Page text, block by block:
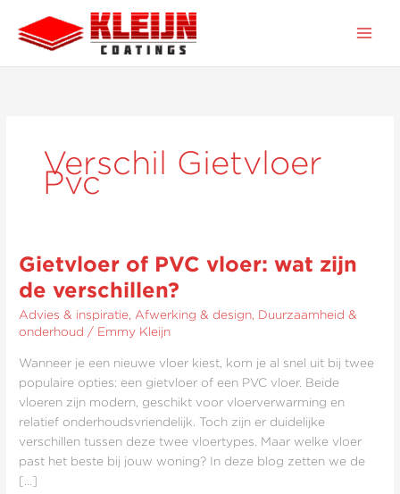
naar
inhoud
Verschil Gietvloer
Pvc
Gietvloer of PVC vloer: wat zijn
de verschillen?
Advies & inspiratie, Afwerking & design, Duurzaamheid &
onderhoud / Emmy Kleijn
Wanneer je een nieuwe vloer kiest, kom je al snel uit bij twee
populaire opties: een gietvloer of een PVC vloer. Beide
vloeren zijn modern, geschikt voor vloerverwarming en
relatief onderhoudsvriendelijk. Toch zijn er duidelijke
verschillen tussen deze twee vloertypes. Maar welke vloer
past het beste bij jouw woning? In deze blog zetten we de
[…]
Gietvloer
of
PVC
vloer:
wat
zijn
verschillen?